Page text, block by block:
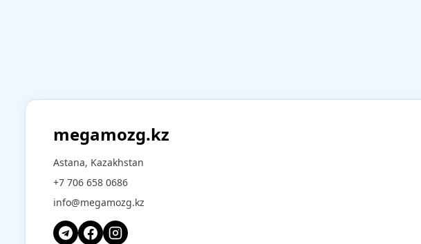
megamozg.kz
Astana, Kazakhstan
+7 706 658 0686
info@megamozg.kz